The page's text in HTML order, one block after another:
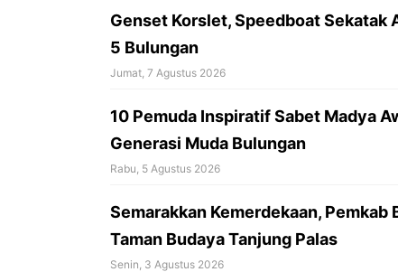
‎Genset Korslet, Speedboat Sekatak
5 Bulungan
Jumat, 7 Agustus 2026
10 Pemuda Inspiratif Sabet Madya
Generasi Muda Bulungan
Rabu, 5 Agustus 2026
Semarakkan Kemerdekaan,
Taman Budaya Tanjung Palas
Senin, 3 Agustus 2026